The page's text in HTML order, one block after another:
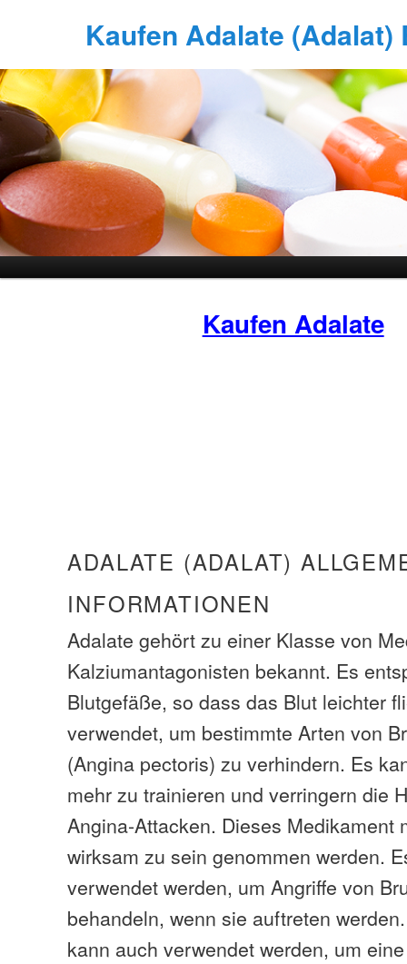
Kaufen Adalate (Adalat)
Kaufen Adalate
ADALATE (ADALAT)
INFORMATIONEN
Adalate gehört zu einer Klasse von
Kalziumantagonisten bekannt. Es
Blutgefäße, so dass das Blut leichter
verwendet, um bestimmte Arten von
(Angina pectoris) zu verhindern. Es
mehr zu trainieren und verringern die
Angina-Attacken. Dieses Medikament
wirksam zu sein genommen werden.
verwendet werden, um Angriffe von
behandeln, wenn sie auftreten
kann auch verwendet werden, um